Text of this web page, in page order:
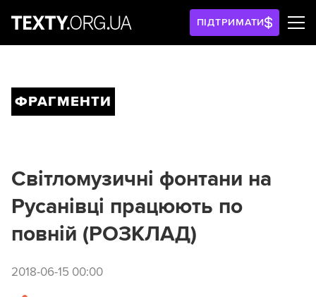
ПІДТРИМАТИ
ФРАГМЕНТИ
Світломузичні фонтани на
Русанівці працюють по
повній (РОЗКЛАД)
2018-06-15 00:00